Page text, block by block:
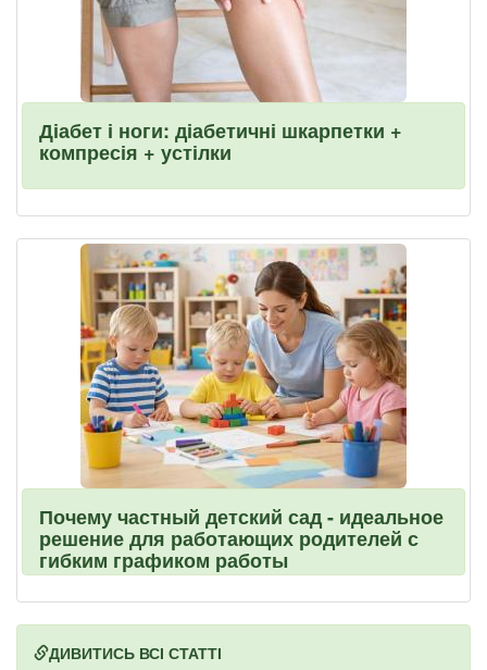
Діабет і ноги: діабетичні шкарпетки +
компресія + устілки
Почему частный детский сад - идеальное
решение для работающих родителей с
гибким графиком работы
ДИВИТИСЬ ВСІ СТАТТІ